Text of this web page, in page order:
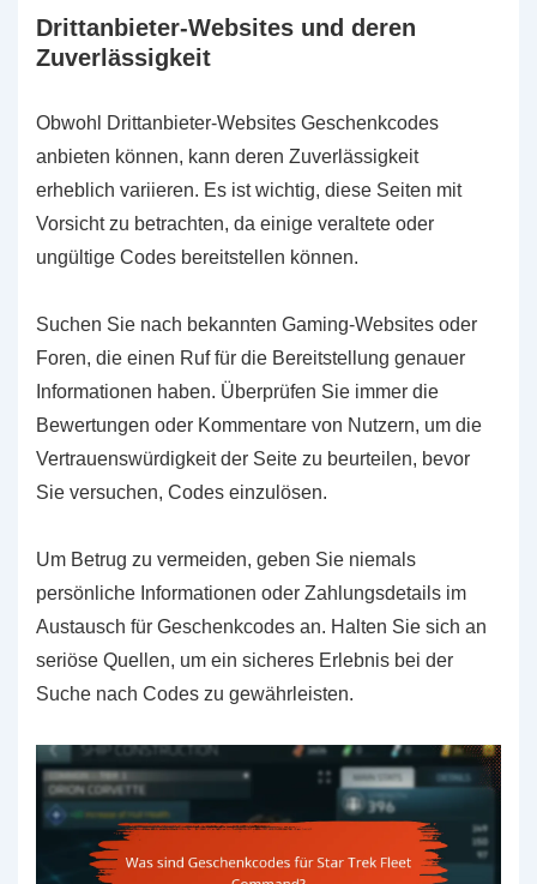
Drittanbieter-Websites und deren
Zuverlässigkeit
Obwohl Drittanbieter-Websites Geschenkcodes
anbieten können, kann deren Zuverlässigkeit
erheblich variieren. Es ist wichtig, diese Seiten mit
Vorsicht zu betrachten, da einige veraltete oder
ungültige Codes bereitstellen können.
Suchen Sie nach bekannten Gaming-Websites oder
Foren, die einen Ruf für die Bereitstellung genauer
Informationen haben. Überprüfen Sie immer die
Bewertungen oder Kommentare von Nutzern, um die
Vertrauenswürdigkeit der Seite zu beurteilen, bevor
Sie versuchen, Codes einzulösen.
Um Betrug zu vermeiden, geben Sie niemals
persönliche Informationen oder Zahlungsdetails im
Austausch für Geschenkcodes an. Halten Sie sich an
seriöse Quellen, um ein sicheres Erlebnis bei der
Suche nach Codes zu gewährleisten.